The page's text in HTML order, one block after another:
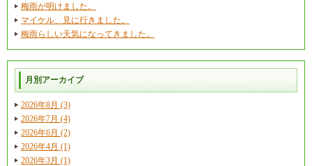
梅雨が明けました。
マイケル、見に行きました。
梅雨らしい天気になってきました。
月別アーカイブ
2026年8月 (3)
2026年7月 (4)
2026年6月 (2)
2026年4月 (1)
2026年3月 (1)